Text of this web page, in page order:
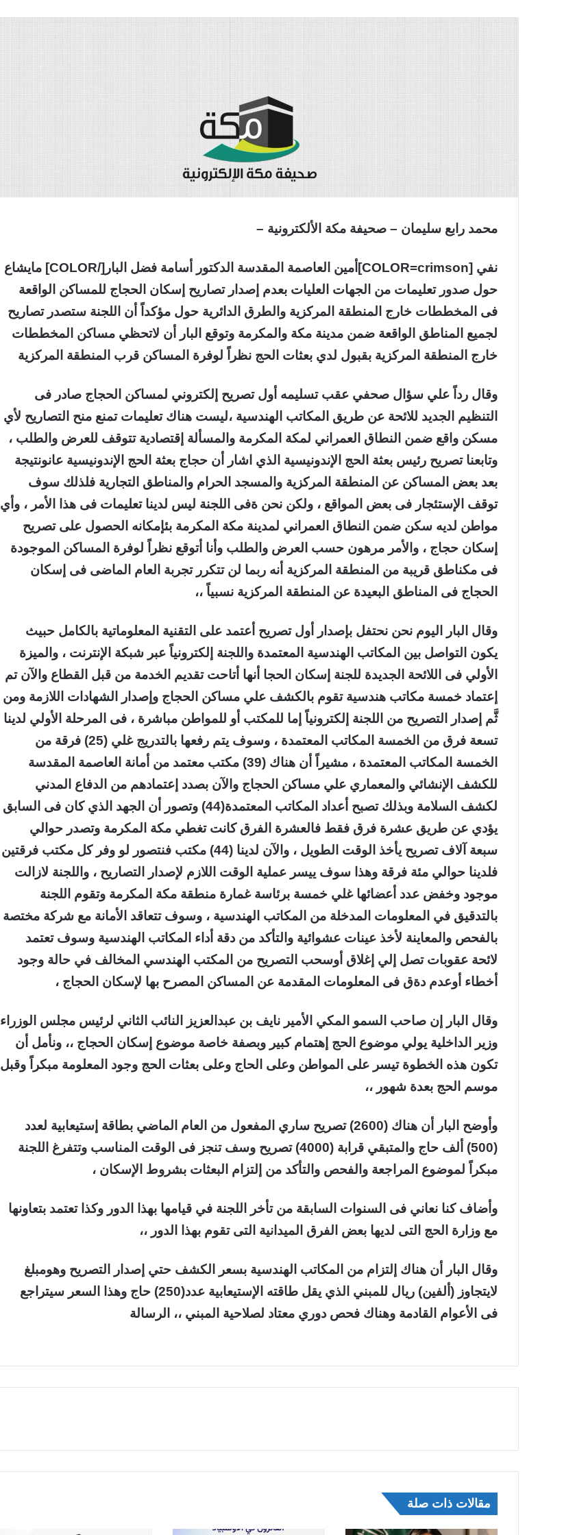
محمد رابع سليمان – صحيفة مكة الألكترونية –
نفي [COLOR=crimson]أمين العاصمة المقدسة الدكتور أسامة فضل البار[/COLOR] مايشاع
حول صدور تعليمات من الجهات العليات بعدم إصدار تصاريح إسكان الحجاج للمساكن الواقعة
فى المخططات خارج المنطقة المركزية والطرق الدائرية حول مؤكداً أن اللجنة ستصدر تصاريح
لجميع المناطق الواقعة ضمن مدينة مكة والمكرمة وتوقع البار أن لاتحظي مساكن المخططات
خارج المنطقة المركزية بقبول لدي بعثات الحج نظراً لوفرة المساكن قرب المنطقة المركزية
وقال رداً علي سؤال صحفي عقب تسليمه أول تصريح إلكتروني لمساكن الحجاج صادر فى
التنظيم الجديد للائحة عن طريق المكاتب الهندسية ،ليست هناك تعليمات تمنع منح التصاريح لأي
مسكن واقع ضمن النطاق العمراني لمكة المكرمة والمسألة إقتصادية تتوقف للعرض والطلب ،
وتابعنا تصريح رئيس بعثة الحج الإندونيسية الذي اشار أن حجاج بعثة الحج الإندونيسية عانونتيجة
بعد بعض المساكن عن المنطقة المركزية والمسجد الحرام والمناطق التجارية فلذلك سوف
توقف الإستئجار فى بعض المواقع ، ولكن نحن ةفى اللجنة ليس لدينا تعليمات فى هذا الأمر ، وأي
مواطن لديه سكن ضمن النطاق العمراني لمدينة مكة المكرمة بئإمكانه الحصول على تصريح
إسكان حجاج ، والأمر مرهون حسب العرض والطلب وأنا أتوقع نظراً لوفرة المساكن الموجودة
فى مكناطق قريبة من المنطقة المركزية أنه ربما لن تتكرر تجربة العام الماضى فى إسكان
الحجاج فى المناطق البعيدة عن المنطقة المركزية نسبياً ،،
وقال البار اليوم نحن نحتفل بإصدار أول تصريح أعتمد على التقنية المعلوماتية بالكامل حبيث
يكون التواصل بين المكاتب الهندسية المعتمدة واللجنة إلكترونياً عبر شبكة الإنترنت ، والميزة
الأولي فى اللائحة الجديدة للجنة إسكان الحجا أنها أتاحت تقديم الخدمة من قبل القطاع والآن تم
إعتماد خمسة مكاتب هندسية تقوم بالكشف علي مساكن الحجاج وإصدار الشهادات اللازمة ومن
ثَّم إصدار التصريح من اللجنة إلكترونياً إما للمكتب أو للمواطن مباشرة ، فى المرحلة الأولي لدينا
تسعة فرق من الخمسة المكاتب المعتمدة ، وسوف يتم رفعها بالتدريج غلي (25) فرقة من
الخمسة المكاتب المعتمدة ، مشيراً أن هناك (39) مكتب معتمد من أمانة العاصمة المقدسة
للكشف الإنشائي والمعماري علي مساكن الحجاج والآن بصدد إعتمادهم من الدفاع المدني
لكشف السلامة وبذلك تصبح أعداد المكاتب المعتمدة(44) وتصور أن الجهد الذي كان فى السابق
يؤدي عن طريق عشرة فرق فقط فالعشرة الفرق كانت تغطي مكة المكرمة وتصدر حوالي
سبعة آلاف تصريح يأخذ الوقت الطويل ، والآن لدينا (44) مكتب فنتصور لو وفر كل مكتب فرقتين
فلدينا حوالي مئة فرقة وهذا سوف ييسر عملية الوقت اللازم لإصدار التصاريح ، واللجنة لازالت
موجود وخفض عدد أعضائها غلي خمسة برئاسة غمارة منطقة مكة المكرمة وتقوم اللجنة
بالتدقيق في المعلومات المدخلة من المكاتب الهندسية ، وسوف تتعاقد الأمانة مع شركة مختصة
بالفحص والمعاينة لأخذ عينات عشوائية والتأكد من دقة أداء المكاتب الهندسية وسوف تعتمد
لائحة عقوبات تصل إلي إغلاق أوسحب التصريح من المكتب الهندسي المخالف في حالة وجود
أخطاء أوعدم دةق فى المعلومات المقدمة عن المساكن المصرح بها لإسكان الحجاج ،
وقال البار إن صاحب السمو المكي الأمير نايف بن عبدالعزيز النائب الثاني لرئيس مجلس الوزراء
وزير الداخلية يولي موضوع الحج إهتمام كبير وبصفة خاصة موضوع إسكان الحجاج ،، ونأمل أن
تكون هذه الخطوة تيسر على المواطن وعلى الحاج وعلى بعثات الحج وجود المعلومة مبكراً وقبل
موسم الحج بعدة شهور ،،
وأوضح البار أن هناك (2600) تصريح ساري المفعول من العام الماضي بطاقة إستيعابية لعدد
(500) ألف حاج والمتبقي قرابة (4000) تصريح وسف تنجز فى الوقت المناسب وتتفرغ اللجنة
مبكراً لموضوع المراجعة والفحص والتأكد من إلتزام البعثات بشروط الإسكان ،
وأضاف كنا نعاني فى السنوات السابقة من تأخر اللجنة في قيامها بهذا الدور وكذا تعتمد بتعاونها
مع وزارة الحج التى لديها بعض الفرق الميدانية التى تقوم بهذا الدور ،،
وقال البار أن هناك إلتزام من المكاتب الهندسية بسعر الكشف حتي إصدار التصريح وهومبلغ
لايتجاوز (ألفين) ريال للمبني الذي يقل طاقته الإستيعابية عدد(250) حاج وهذا السعر سيتراجع
فى الأعوام القادمة وهناك فحص دوري معتاد لصلاحية المبني ،، الرسالة
مقالات ذات صلة